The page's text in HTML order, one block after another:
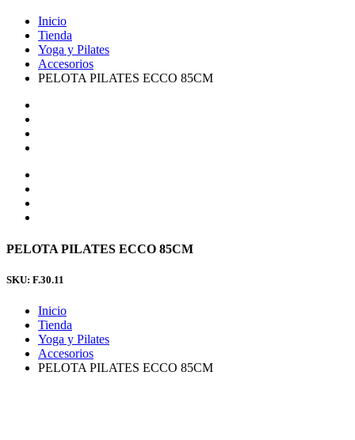
Inicio
Tienda
Yoga y Pilates
Accesorios
PELOTA PILATES ECCO 85CM
PELOTA PILATES ECCO 85CM
SKU: F.30.11
Inicio
Tienda
Yoga y Pilates
Accesorios
PELOTA PILATES ECCO 85CM